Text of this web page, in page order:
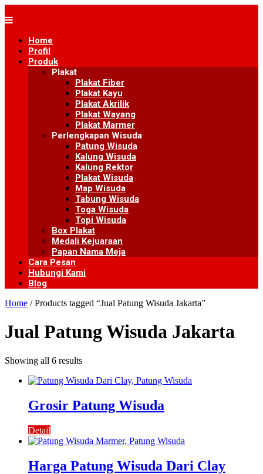
to
Home
Profil
Produk
Plakat
Plakat Fiber
Plakat Kayu
Plakat Akrilik
Plakat Wayang
Plakat Marmer
Perlengkapan Wisuda
Patung Wisuda
Kalung Wisuda
Kalung Rektor
Plakat Wisuda
Map Wisuda
Tabung Wisuda
Toga Wisuda
Topi Wisuda
Box Plakat
Medali Kejuaraan
Papan Nama Meja
Cara Pesan
Hubungi Kami
Blog
Home / Products tagged “Jual Patung Wisuda Jakarta”
Jual Patung Wisuda Jakarta
Showing all 6 results
Grosir Patung Wisuda
Detail
Harga Patung Wisuda Dari Clay